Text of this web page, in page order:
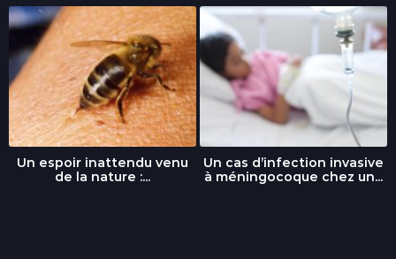
Un espoir inattendu venu
de la nature :...
Un cas d’infection invasive
à méningocoque chez un...